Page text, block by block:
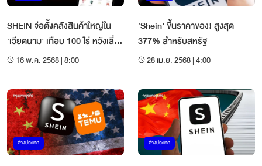
SHEIN จ่อตั้งคลังสินค้าใหญ่ใน
‘เวียดนาม’ เกือบ 100 ไร่ หวังเลี่ยง
ภาษีสหรัฐ
16 พ.ค. 2568 | 8:00
‘Shein’ ขึ้นราคาของ! สูงสุด
377% สำหรับสหรัฐ
28 เม.ย. 2568 | 4:00
ต่างประเทศ ต่างประเทศ